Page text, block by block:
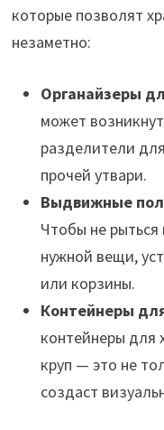
которые позволят
незаметно:
Органайзеры
может
разделители
прочей утвари.
Выдвижные
Чтобы не рыться
нужной вещи,
или корзины.
Контейнеры
контейнеры для
круп — это не
создаст